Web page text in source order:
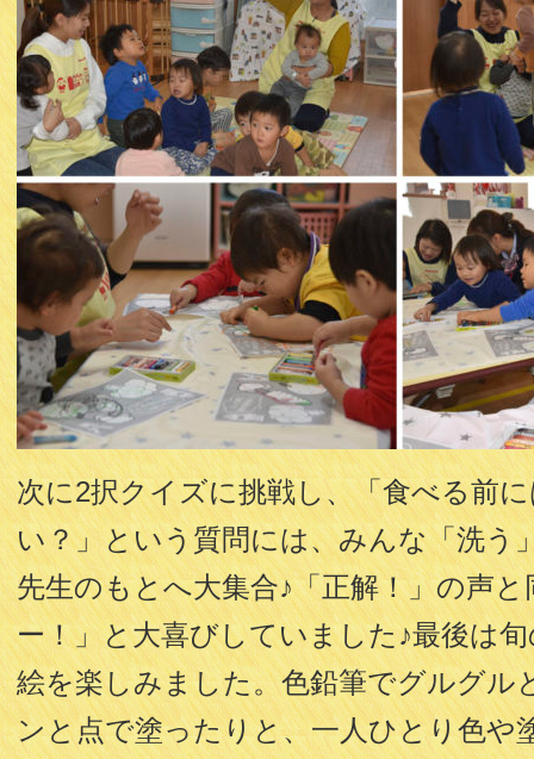
次に2択クイズに挑戦し、「食べる前
い？」という質問には、みんな「洗う
先生のもとへ大集合♪「正解！」の声
ー！」と大喜びしていました♪最後は
絵を楽しみました。色鉛筆でグルグル
ンと点で塗ったりと、一人ひとり色や